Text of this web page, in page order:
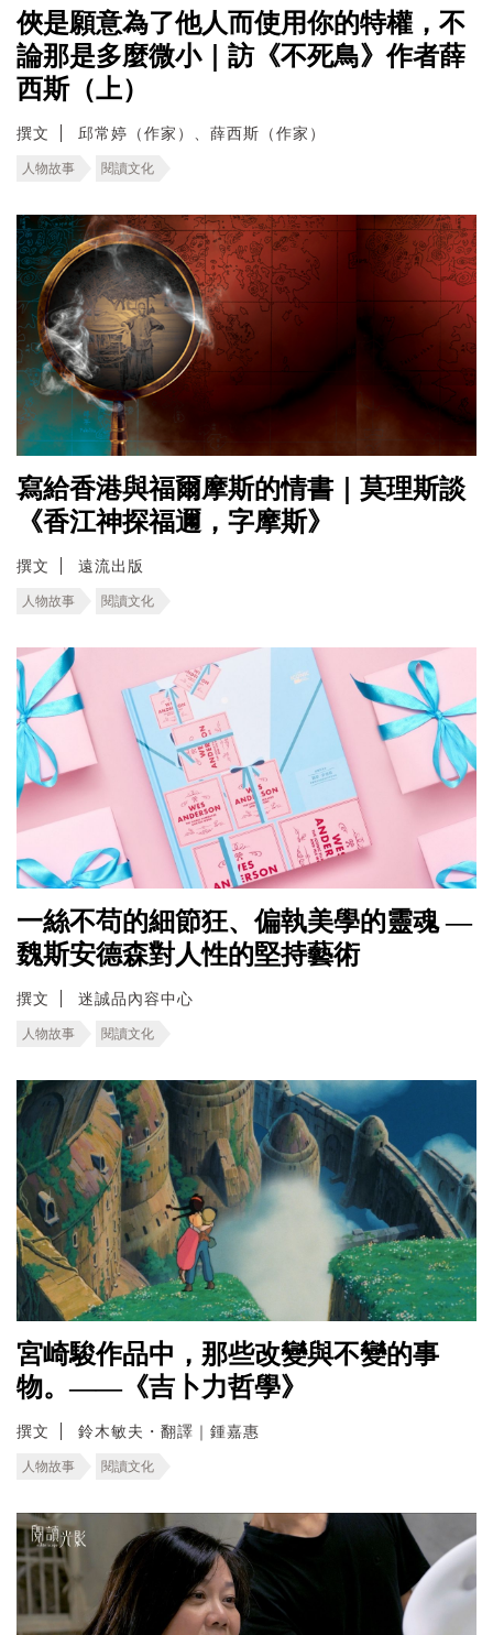
俠是願意為了他人而使用你的特權，不
論那是多麼微小｜訪《不死鳥》作者薛
西斯（上）
撰文 邱常婷（作家）、薛西斯（作家）
人物故事 閱讀文化
寫給香港與福爾摩斯的情書｜莫理斯談
《香江神探福邇，字摩斯》
撰文 遠流出版
人物故事 閱讀文化
一絲不苟的細節狂、偏執美學的靈魂 —
魏斯安德森對人性的堅持藝術
撰文 迷誠品內容中心
人物故事 閱讀文化
宮崎駿作品中，那些改變與不變的事
物。——《吉卜力哲學》
撰文 鈴木敏夫・翻譯｜鍾嘉惠
人物故事 閱讀文化